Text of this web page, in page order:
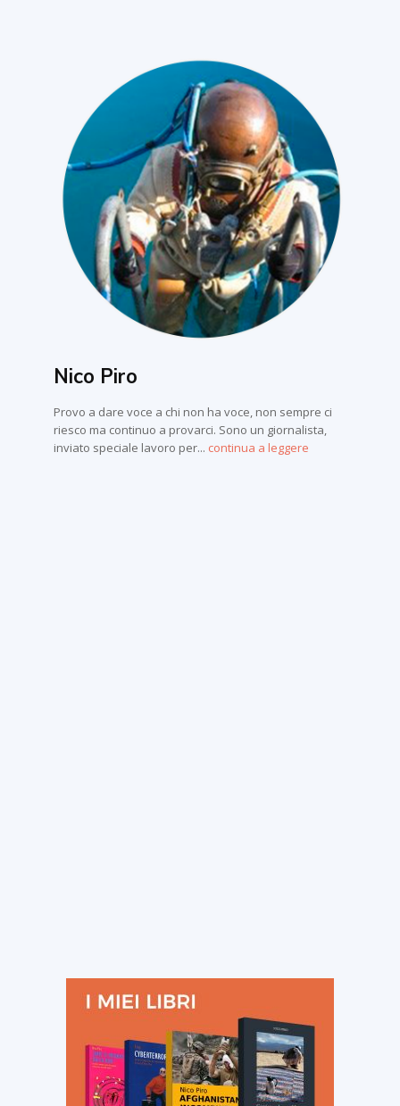
Nico Piro
Provo a dare voce a chi non ha voce, non sempre ci
riesco ma continuo a provarci. Sono un giornalista,
inviato speciale lavoro per... continua a leggere